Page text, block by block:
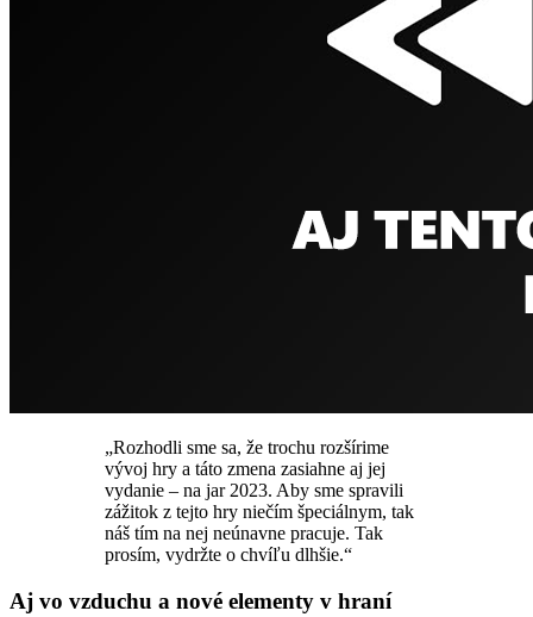
„Rozhodli sme sa, že trochu rozšírime
vývoj hry a táto zmena zasiahne aj jej
vydanie – na jar 2023. Aby sme spravili
zážitok z tejto hry niečím špeciálnym, tak
náš tím na nej neúnavne pracuje. Tak
prosím, vydržte o chvíľu dlhšie.“
Aj vo vzduchu a nové elementy v hraní